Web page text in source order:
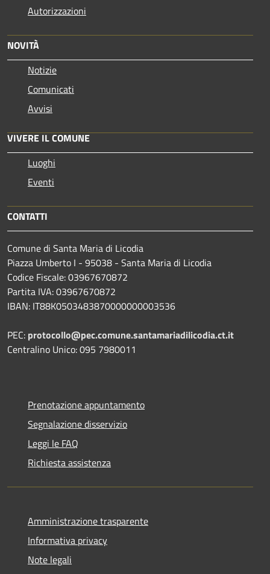
Autorizzazioni
NOVITÀ
Notizie
Comunicati
Avvisi
VIVERE IL COMUNE
Luoghi
Eventi
CONTATTI
Comune di Santa Maria di Licodia
Piazza Umberto I - 95038 - Santa Maria di Licodia
Codice Fiscale: 03967670872
Partita IVA: 03967670872
IBAN: IT88K0503483870000000003536
PEC: protocollo@pec.comune.santamariadilicodia.ct.it
Centralino Unico: 095 7980011
Prenotazione appuntamento
Segnalazione disservizio
Leggi le FAQ
Richiesta assistenza
Amministrazione trasparente
Informativa privacy
Note legali